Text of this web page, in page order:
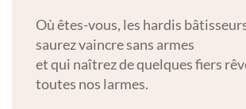
Où êtes-vous, les hardis
saurez vaincre sans armes
et qui naîtrez de quelques fiers
toutes nos larmes.